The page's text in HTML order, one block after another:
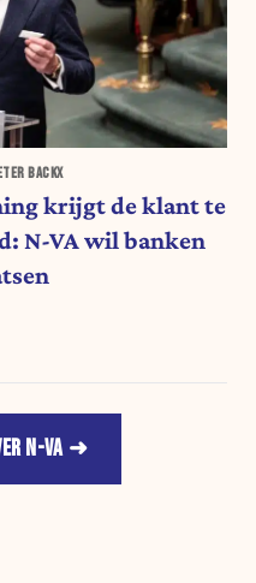
BACKX
krijgt de klant te
N-VA wil banken
N-VA